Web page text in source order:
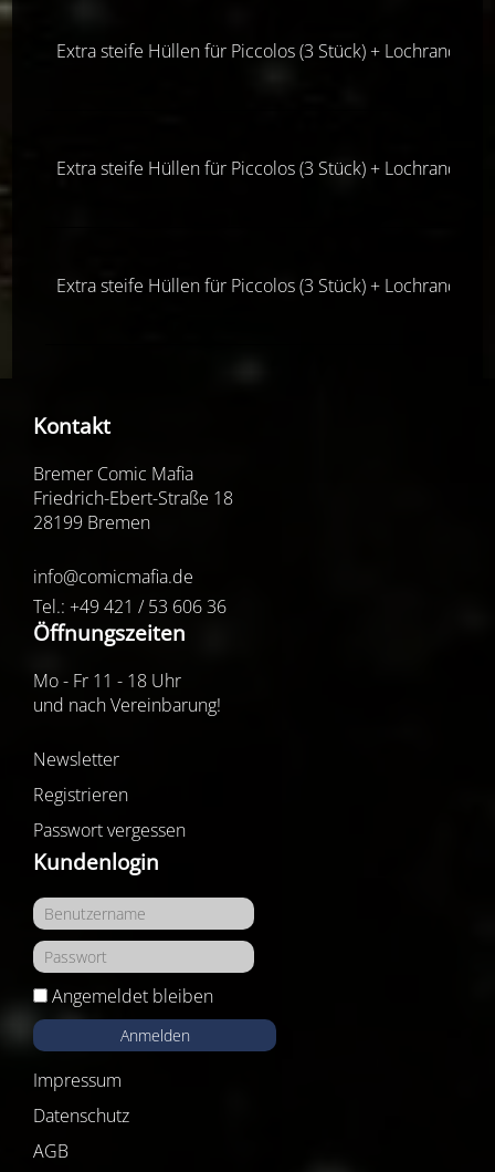
Extra steife Hüllen für Piccolos (3 Stück) + Lochrand (4-
Extra steife Hüllen für Piccolos (3 Stück) + Lochrand (4-
Extra steife Hüllen für Piccolos (3 Stück) + Lochrand (4-
Kontakt
Bremer Comic Mafia
Friedrich-Ebert-Straße 18
28199 Bremen
info@comicmafia.de
Tel.: +49 421 / 53 606 36
Öffnungszeiten
Mo - Fr 11 - 18 Uhr
und nach Vereinbarung!
Newsletter
Registrieren
Passwort vergessen
Kundenlogin
Angemeldet bleiben
Anmelden
Impressum
Datenschutz
AGB